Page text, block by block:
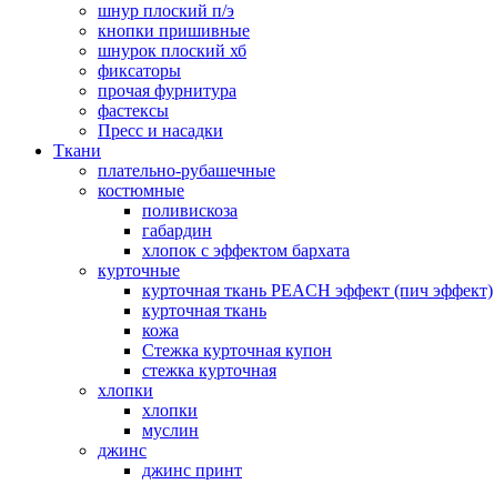
шнур плоский п/э
кнопки пришивные
шнурок плоский хб
фиксаторы
прочая фурнитура
фастексы
Пресс и насадки
Ткани
плательно-рубашечные
костюмные
поливискоза
габардин
хлопок с эффектом бархата
курточные
курточная ткань PEACH эффект (пич эффект)
курточная ткань
кожа
Стежка курточная купон
стежка курточная
хлопки
хлопки
муслин
джинс
джинс принт